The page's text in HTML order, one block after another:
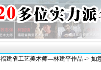
福建省工艺美术师—林建平作品 -> 如